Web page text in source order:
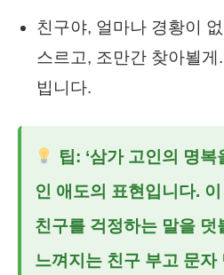
친구야, 얼마나 경황이
스르고, 조만간 찾아뵐
빕니다.
팁: ‘삼가 고인의 명복
인 애도의 표현입니다.
친구를 걱정하는 말을 덧
느껴지는 친구 부고 문자